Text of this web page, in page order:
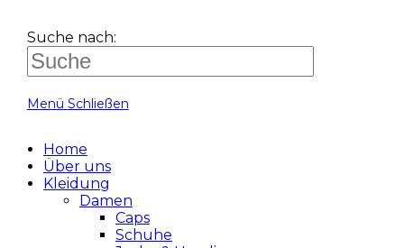
Suche nach:
Menü Schließen
Home
Über uns
Kleidung
Damen
Caps
Schuhe